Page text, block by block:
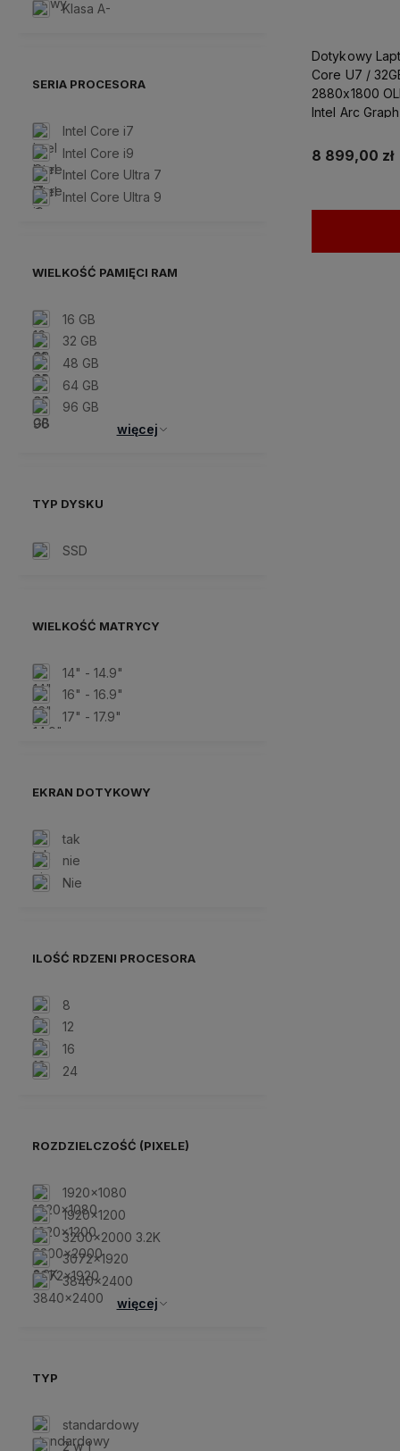
Klasa A-
SERIA PROCESORA
Intel Core i7
Intel Core i9
Intel Core Ultra 7
Intel Core Ultra 9
WIELKOŚĆ PAMIĘCI RAM
16 GB
32 GB
48 GB
64 GB
96 GB
więcej
TYP DYSKU
SSD
WIELKOŚĆ MATRYCY
14" - 14.9"
16" - 16.9"
17" - 17.9"
EKRAN DOTYKOWY
tak
nie
Nie
ILOŚĆ RDZENI PROCESORA
8
12
16
24
ROZDZIELCZOŚĆ (PIXELE)
1920x1080
1920x1200
3200x2000 3.2K
3072x1920
3840x2400
więcej
TYP
standardowy
2 w 1
Dotykowy
Core U7 /
2880x1800
Intel Arc
8 899,00 zł